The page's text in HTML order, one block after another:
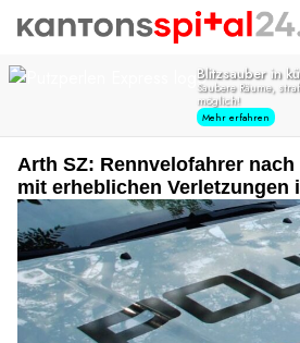
Arth SZ: Rennvelofahrer
mit erheblichen Verletzungen